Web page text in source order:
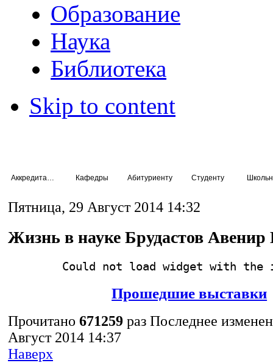
Образование
Наука
Библиотека
Skip to content
Кафедры Абитуриенту Студенту
Пятница, 29 Август 2014 14:32
Жизнь в науке Брудастов
Could not load widget with the
Прошедшие выставки
Прочитано 671259 раз Последнее
Август 2014 14:37
Наверх